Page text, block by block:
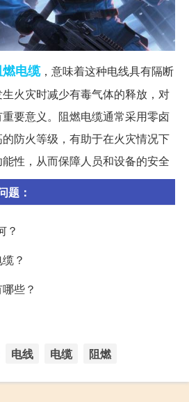
电缆，意味着这种电线具有隔断
火灾时减少有毒气体的释放，对
要意义。阻燃电缆通常采用零卤
防火等级，有助于在火灾情况下
性，从而保障人员和设备的安全
题：
？
？
些？
电线 电缆 阻燃